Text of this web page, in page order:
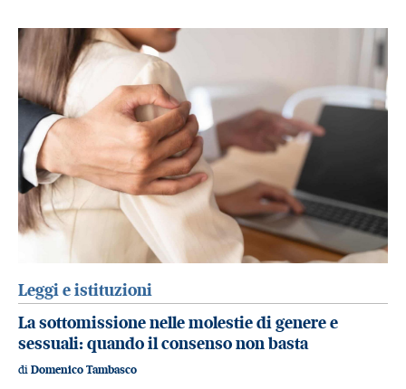
Leggi e istituzioni
La sottomissione nelle molestie di genere e
sessuali: quando il consenso non basta
di Domenico Tambasco